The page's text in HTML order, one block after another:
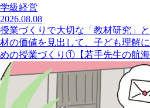
学級経営
2026.08.08
授業づくりで大切な「教材研究」
材の価値を見出して、子ども理解
めの授業づくり①【若手先生の航海